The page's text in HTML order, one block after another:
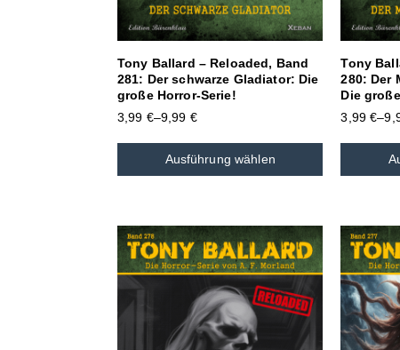
Tony Ballard – Reloaded, Band
281: Der schwarze Gladiator: Die
große Horror-Serie!
3,99 €–9,99 €
Ausführung wählen
Tony
280: Der
Die
3,99€–